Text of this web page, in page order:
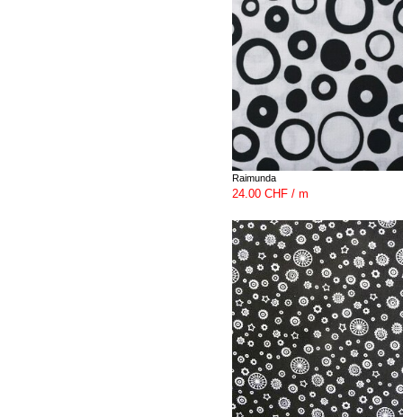
Raimunda
24.00 CHF / m